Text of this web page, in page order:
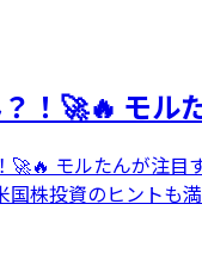
！🚀🔥 モル
モルたんが注
株投資のヒントも